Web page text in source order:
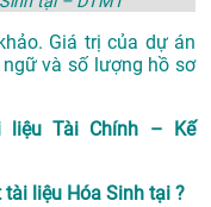
Giá trị của dự án
và số lượng hồ sơ
liệu Tài Chính – Kế
liệu Hóa Sinh tại ?